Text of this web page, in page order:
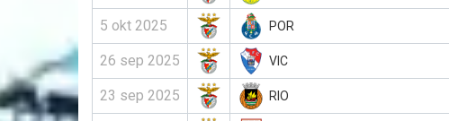
5 okt 2025 POR
26 sep 2025 VIC
23 sep 2025 RIO